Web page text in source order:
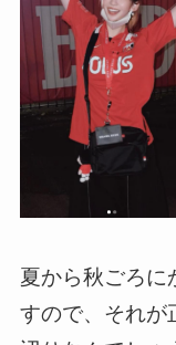
夏から秋ごろに
すので、それが